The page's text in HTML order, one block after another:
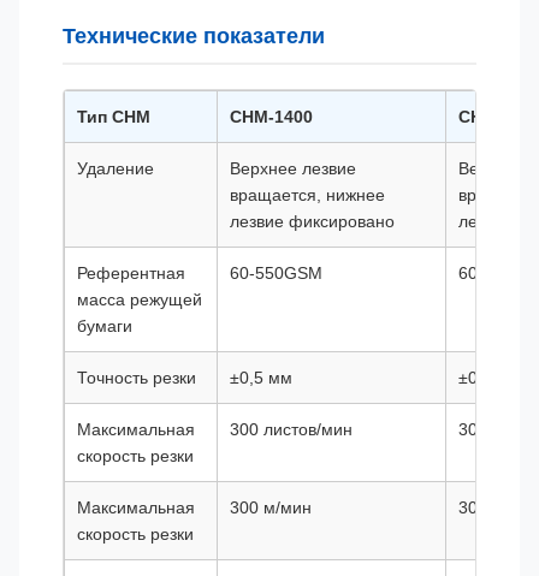
Технические показатели
Тип CHM CHM-1400 CHM-
Удаление
Верхнее лезвие
вращается, нижнее
лезвие фиксировано
Верхнее
лезвие
Референтная
масса режущей
бумаги
60-550GSM 60-
Точность резки ±0,5 мм ±0,5 мм
Максимальная
скорость резки
300 листов/мин 300
Максимальная
скорость резки
300 м/мин 300 м/мин